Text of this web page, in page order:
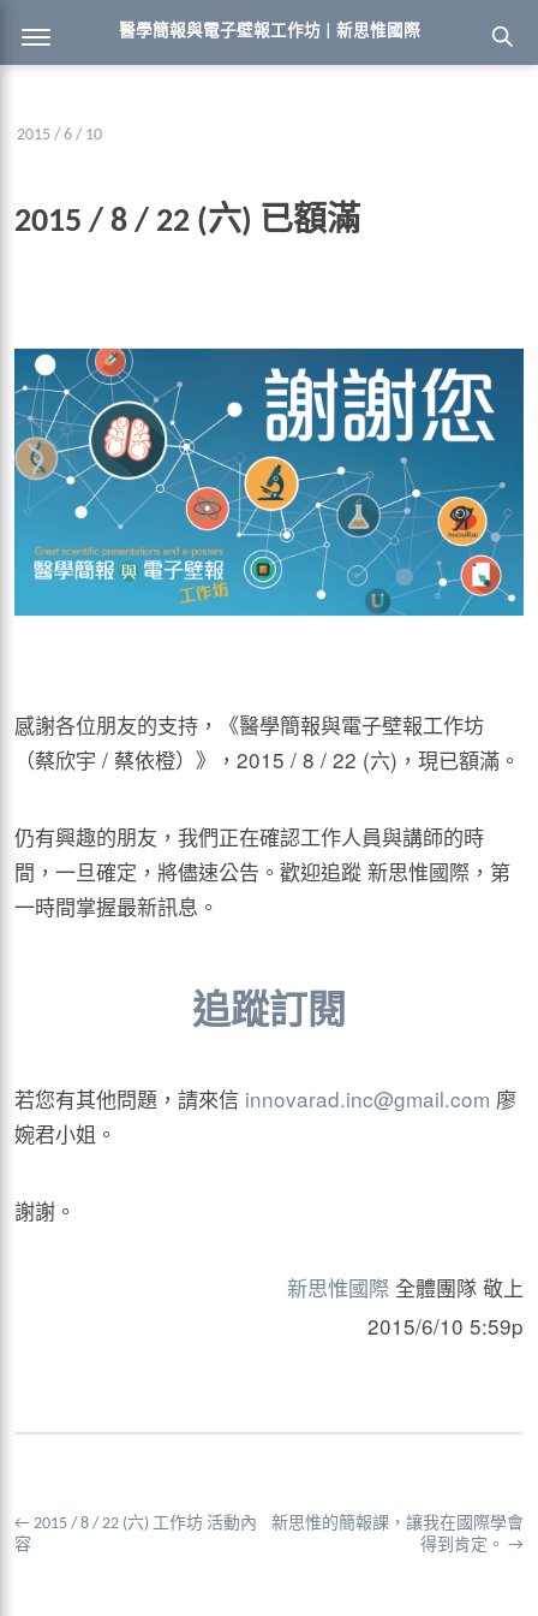
醫學簡報與電子壁報工作坊 | 新思惟國際
2015 / 6 / 10
2015 / 8 / 22 (六) 已額滿
感謝各位朋友的支持，《醫學簡報與電子壁報工作坊
（蔡欣宇 / 蔡依橙）》，2015 / 8 / 22 (六)，現已額滿。
仍有興趣的朋友，我們正在確認工作人員與講師的時
間，一旦確定，將儘速公告。歡迎追蹤 新思惟國際，第
一時間掌握最新訊息。
追蹤訂閱
若您有其他問題，請來信 innovarad.inc@gmail.com 廖
婉君小姐。
謝謝。
新思惟國際 全體團隊 敬上
2015/6/10 5:59p
← 2015 / 8 / 22 (六) 工作坊 活動內
容
新思惟的簡報課，讓我在國際學會
得到肯定。 →